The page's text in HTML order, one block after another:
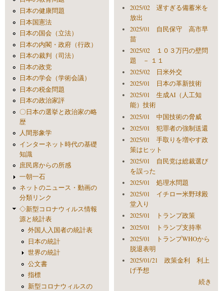
日本の健康問題
日本国憲法
日本の国会（立法）
日本の内閣・政府（行政）
日本の裁判（司法）
日本の政党
日本の学会（学術会議）
日本の税金問題
日本の政治家評
〇日本の選挙と政治家の略
歴
人間形象学
インターネット時代の基礎
知識
庶民席からの所感
一朝一石
ネットのニュース・動画の
分類リンク
◇新型コロナウィルス情報
源と統計表
外国人入国者の統計表
日本の統計
世界の統計
公文書
指標
新型コロナウィルスの
2025/02 遅すぎる備蓄米を
放出
2025/01 自民保守 高市早
苗
2025/02 １０３万円の壁問
題 － １１
2025/02 日米外交
2025/01 日本の革新技術
2025/01 生成AI（人工知
能）技術
2025/01 中国技術の脅威
2025/01 犯罪者の強制送還
2025/01 手取りを増やす政
策はヒット
2025/01 自民党は総裁選び
を誤った
2025/01 処理水問題
2025/01 イチロー米野球殿
堂入り
2025/01 トランプ政策
2025/01 トランプ支持率
2025/01 トランプWHOから
脱退表明
2025/01/21 政策金利 利上
げ予想
続き